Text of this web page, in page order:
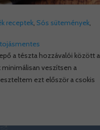
receptek, Sós sütemények,
tojásmentes
a tészta hozzávalói között a
veszítsen a
ezt először a csokis